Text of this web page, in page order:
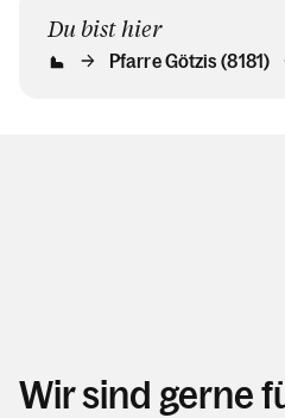
Du bist hier
Pfarre Götzis (8181)
Wir sind gerne